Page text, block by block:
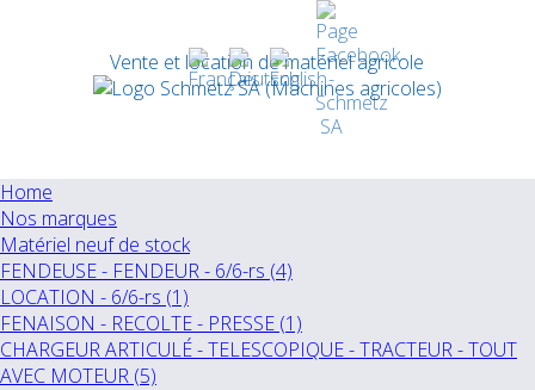
Vente et location de matériel agricole
Home
Nos marques
Matériel neuf de stock
FENDEUSE - FENDEUR - 6/6-rs (4)
LOCATION - 6/6-rs (1)
FENAISON - RECOLTE - PRESSE (1)
CHARGEUR ARTICULÉ - TELESCOPIQUE - TRACTEUR - TOUT
AVEC MOTEUR (5)